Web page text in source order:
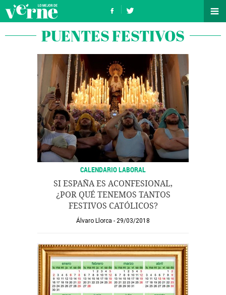
PUENTES FESTIVOS
CALENDARIO LABORAL
SI ESPAÑA ES ACONFESIONAL,
¿POR QUÉ TENEMOS TANTOS
FESTIVOS CATÓLICOS?
Álvaro Llorca 29/03/2018